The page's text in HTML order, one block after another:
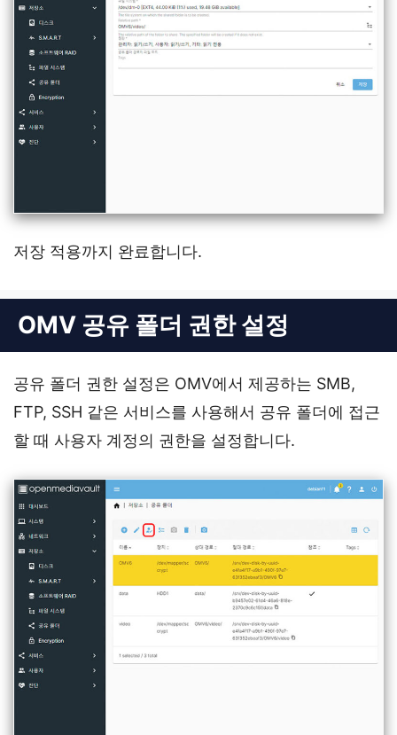
저장 적용까지 완료합니다.
OMV 공유 폴더 권한 설정
공유 폴더 권한 설정은 OMV에서 제공하는 SMB,
FTP, SSH 같은 서비스를 사용해서 공유 폴더에 접근
할 때 사용자 계정의 권한을 설정합니다.